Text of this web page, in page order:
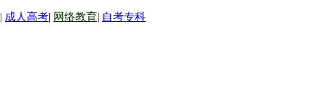
| 成人高考| 网络教育| 自考专科